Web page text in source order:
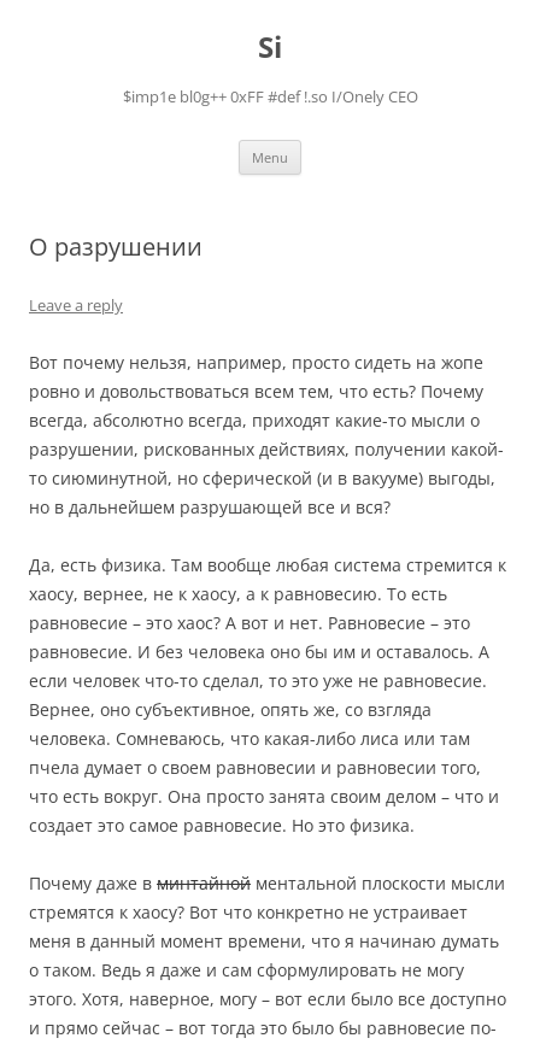
Si
$imp1e bl0g++ 0xFF #def !.so I/Onely CEO
Menu
О разрушении
Leave a reply
Вот почему нельзя, например, просто сидеть на жопе
ровно и довольствоваться всем тем, что есть? Почему
всегда, абсолютно всегда, приходят какие-то мысли о
разрушении, рискованных действиях, получении какой-
то сиюминутной, но сферической (и в вакууме) выгоды,
но в дальнейшем разрушающей все и вся?
Да, есть физика. Там вообще любая система стремится к
хаосу, вернее, не к хаосу, а к равновесию. То есть
равновесие – это хаос? А вот и нет. Равновесие – это
равновесие. И без человека оно бы им и оставалось. А
если человек что-то сделал, то это уже не равновесие.
Вернее, оно субъективное, опять же, со взгляда
человека. Сомневаюсь, что какая-либо лиса или там
пчела думает о своем равновесии и равновесии того,
что есть вокруг. Она просто занята своим делом – что и
создает это самое равновесие. Но это физика.
Почему даже в минтайной ментальной плоскости мысли
стремятся к хаосу? Вот что конкретно не устраивает
меня в данный момент времени, что я начинаю думать
о таком. Ведь я даже и сам сформулировать не могу
этого. Хотя, наверное, могу – вот если было все доступно
и прямо сейчас – вот тогда это было бы равновесие по-